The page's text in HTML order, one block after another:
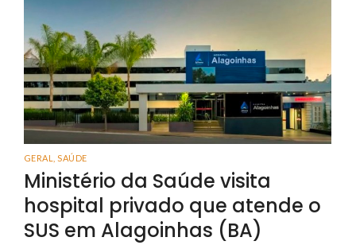
GERAL SAÚDE
Ministério da Saúde visita
hospital privado que atende o
SUS em Alagoinhas (BA)